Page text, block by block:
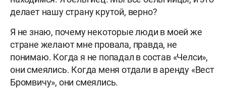
делает нашу страну крутой, верно?
Я не знаю, почему некоторые люди в моей же
стране желают мне провала, правда, не
понимаю. Когда я не попадал в состав «Челси»,
они смеялись. Когда меня отдали в аренду «Вест
Бромвичу», они смеялись.